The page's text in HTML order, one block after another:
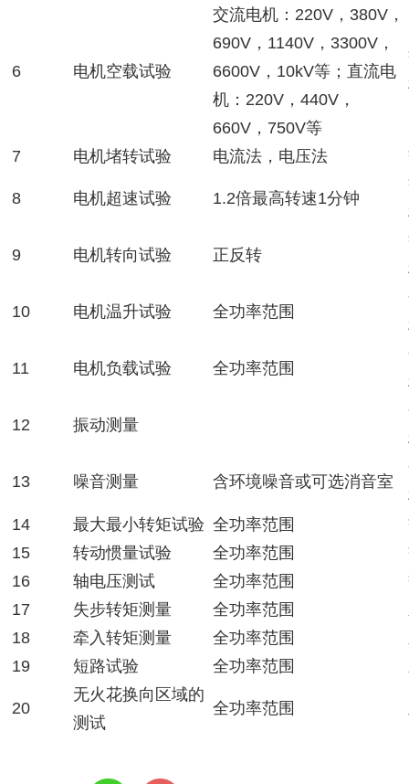
6 电机空载试验
交流电机：220V，380V，
690V，1140V，3300V，
6600V，10kV等；直流电
机：220V，440V，
660V，750V等
7 电机堵转试验 电流法，电压法
8 电机超速试验 1.2倍最高转速1分钟
9 电机转向试验 正反转
10 电机温升试验 全功率范围
11 电机负载试验 全功率范围
12 振动测量
13 噪音测量 含环境噪音或可选消音室
14
最大最小转矩试验 全功率范围
15
转动惯量试验 全功率范围
16
轴电压测试 全功率范围
17
失步转矩测量 全功率范围
18
牵入转矩测量 全功率范围
19
短路试验 全功率范围
20
无火花换向区域的
测试
全功率范围